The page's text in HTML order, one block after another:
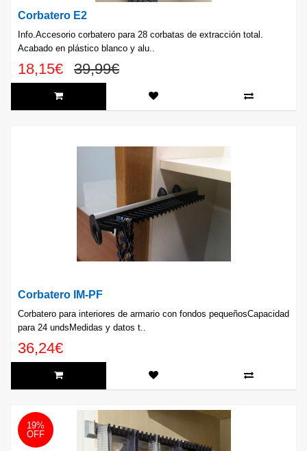
Corbatero E2
Info.Accesorio corbatero para 28 corbatas de extracción total.
Acabado en plástico blanco y alu..
18,15€ 39,99€
Corbatero IM-PF
Corbatero para interiores de armario con fondos pequeñosCapacidad
para 24 undsMedidas y datos t..
36,24€
19%
OFF